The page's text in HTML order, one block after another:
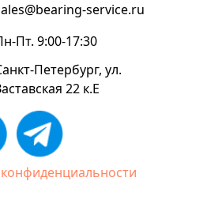
service.ru
Петербург, ул.
22 к.Е
Пт. 9:00-17:30